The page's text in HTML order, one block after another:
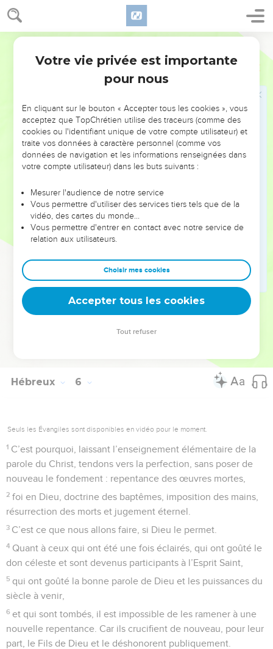
Hébreux 5
tous ceux qui lui obéissent l’auteur d’un salut éternel,
10 Dieu l’ayant proclamé souverain sacrificateur selon l’ordre
de Melchisédek.
Mise en garde contre le danger
A ce sujet, nous avons beaucoup à dire, et des choses
difficiles à expliquer, parce que vous êtes devenus lents à
comprendre.
Alors que vous devriez, avec le temps, être des maîtres,
premiers principes élémentaires des oracles de Dieu : vous
en êtes venus à avoir besoin de lait et non d’une nourriture
solide.
Or quiconque en est au lait n’a pas l’expérience de la
Mais la nourriture solide est pour les hommes faits, pour
ceux qui, par l’usage, ont le sens exercé au discernement du
bien et du mal.
© Société biblique française – Bibli’O, 1978, avec autorisation. Pour vous procurer
Hébreux 6
Seuls les Évangiles sont disponibles en vidéo pour le moment.
1 C’est pourquoi, laissant l’enseignement élémentaire de la
parole du Christ, tendons vers la perfection, sans poser de
nouveau le fondement : repentance des œuvres mortes,
2 foi en Dieu, doctrine des baptêmes, imposition des mains,
résurrection des morts et jugement éternel.
3 C’est ce que nous allons faire, si Dieu le permet.
4 Quant à ceux qui ont été une fois éclairés, qui ont goûté le
don céleste et sont devenus participants à l’Esprit Saint,
5 qui ont goûté la bonne parole de Dieu et les puissances du
siècle à venir,
6 et qui sont tombés, il est impossible de les ramener à une
nouvelle repentance. Car ils crucifient de nouveau, pour leur
part, le Fils de Dieu et le déshonorent publiquement.
Votre vie privée est importante
pour nous
En cliquant sur le bouton « Accepter tous les cookies », vous
acceptez que TopChrétien utilise des traceurs (comme des
cookies ou l'identifiant unique de votre compte utilisateur) et
traite vos données à caractère personnel (comme vos
données de navigation et les informations renseignées dans
votre compte utilisateur) dans les buts suivants :
Mesurer l'audience de notre service
Vous permettre d'utiliser des services tiers tels que de la
vidéo, des cartes du monde…
Vous permettre d'entrer en contact avec notre service de
relation aux utilisateurs.
Choisir mes cookies
Accepter tous les cookies
Tout refuser